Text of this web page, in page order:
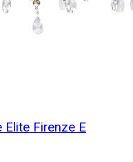
Firenze E